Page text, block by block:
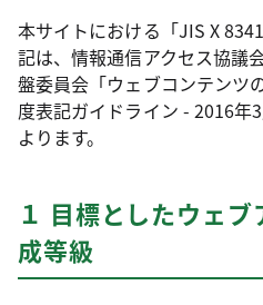
本サイトにおける「JIS X
記は、情報通信アクセス協議
盤委員会「ウェブコンテンツ
度表記ガイドライン - 2016年
よります。
１ 目標としたウェ
成等級